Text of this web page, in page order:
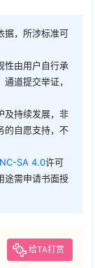
据，所涉标准可
性由用户自行承
道提交举证，
及持续发展，非
的自愿支持，不
SA 4.0许可
途需申请书面授
给TA打赏